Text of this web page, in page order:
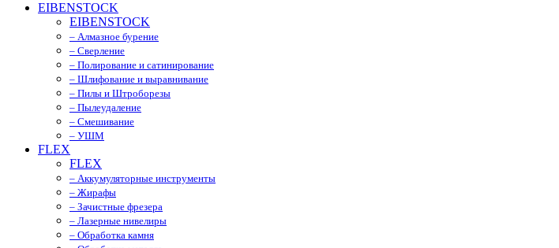
EIBENSTOCK
EIBENSTOCK
– Алмазное бурение
– Сверление
– Полирование и сатинирование
– Шлифование и выравнивание
– Пилы и Штроборезы
– Пылеудаление
– Смешивание
– УШМ
FLEX
FLEX
– Аккумуляторные инструменты
– Жирафы
– Зачистные фрезера
– Лазерные нивелиры
– Обработка камня